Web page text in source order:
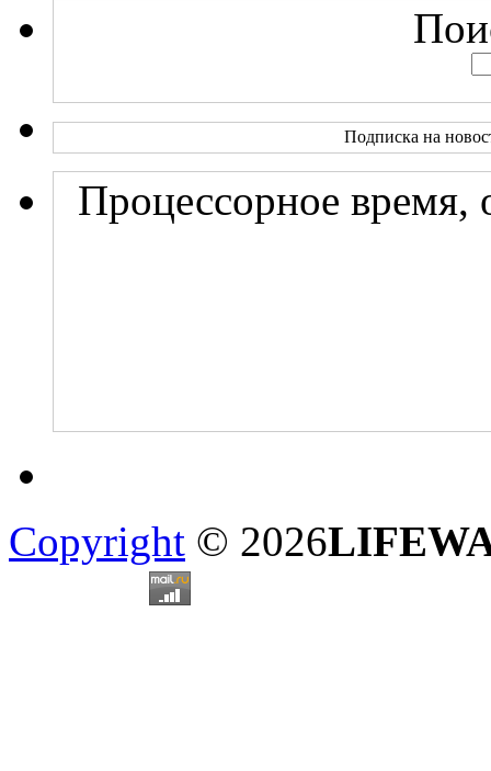
Подписка на
Процессорное время,
Copyright © 2026